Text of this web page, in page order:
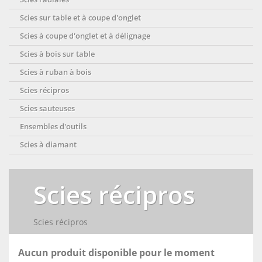
Scies sur table et à coupe d'onglet
Scies à coupe d'onglet et à délignage
Scies à bois sur table
Scies à ruban à bois
Scies récipros
Scies sauteuses
Ensembles d'outils
Scies à diamant
Scies récipros
Scies récipros
Aucun produit disponible pour le moment